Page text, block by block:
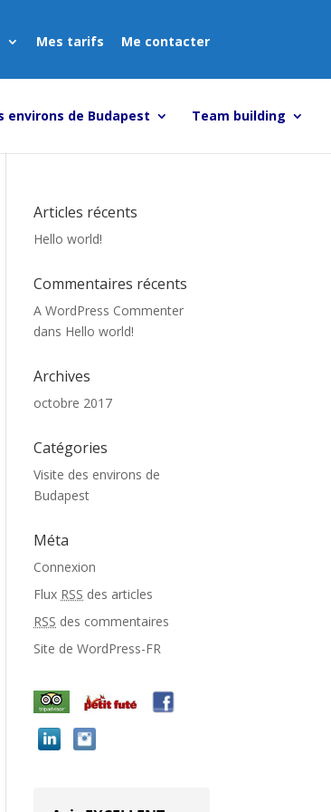
Mes tarifs Me contacter
environs de Budapest Team building
Articles récents
Hello world!
Commentaires récents
A WordPress Commenter
dans Hello world!
Archives
octobre 2017
Catégories
Visite des environs de
Budapest
Méta
Connexion
Flux RSS des articles
RSS des commentaires
Site de WordPress-FR